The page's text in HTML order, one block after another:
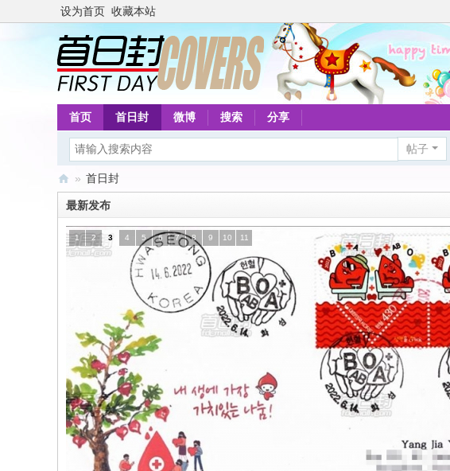
设为首页 收藏本站
首页 首日封 微博 搜索 分享
帖子
首
日
封
票
首
日
» 首日封
最新发布
1 2 3 4 5 6 7 8 9 10 11